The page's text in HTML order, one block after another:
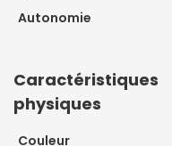
Autonomie
Caractéristiques
physiques
Couleur